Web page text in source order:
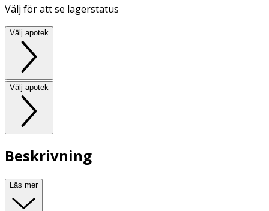
Välj för att se lagerstatus
Välj apotek
Välj apotek
Beskrivning
Läs mer